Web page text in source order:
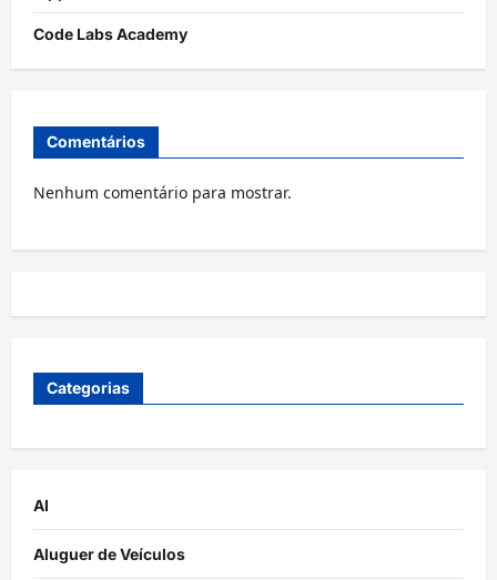
Code Labs Academy
Comentários
Nenhum comentário para mostrar.
Categorias
AI
Aluguer de Veículos